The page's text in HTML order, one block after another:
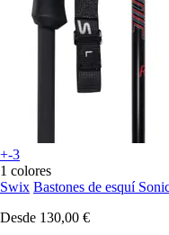
+-3
1 colores
Swix Bastones de esquí
Desde 130,00 €